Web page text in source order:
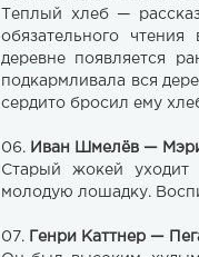
Теплый хлеб —
обязательного
деревне появляется
подкармливала вся
сердито бросил ему
06. Иван Шмелёв —
Старый жокей уходит
молодую лошадку.
07. Генри Каттнер —